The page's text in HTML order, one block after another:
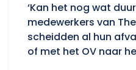
‘Kan het nog wat
medewerkers van
scheidden al hun
of met het OV naar